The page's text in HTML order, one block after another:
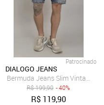
Branco Dialogo
Patrocinado
DIALOGO JEANS
Bermuda Jeans Slim Vintage
R$199,90 - 40%
R$ 119,90